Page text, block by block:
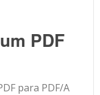
PDF
para PDF/A